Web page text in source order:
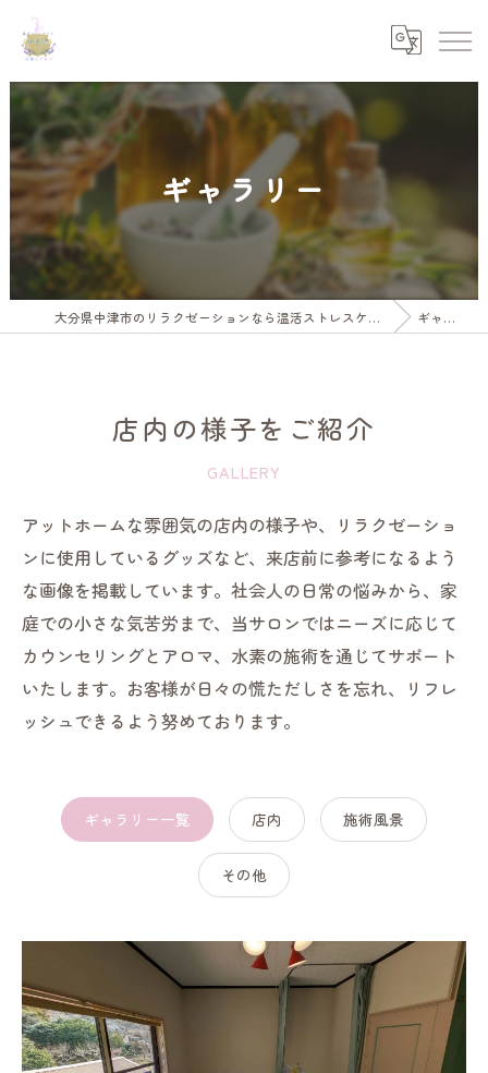
ギャラリー
大分県中津市のリラクゼーションなら温活ストレスケア水素とアロマ和香温 ギャラリー
店内の様子をご紹介
GALLERY
アットホームな雰囲気の店内の様子や、リラクゼーショ
ンに使用しているグッズなど、来店前に参考になるよう
な画像を掲載しています。社会人の日常の悩みから、家
庭での小さな気苦労まで、当サロンではニーズに応じて
カウンセリングとアロマ、水素の施術を通じてサポート
いたします。お客様が日々の慌ただしさを忘れ、リフレ
ッシュできるよう努めております。
ギャラリー一覧 店内 施術風景
その他